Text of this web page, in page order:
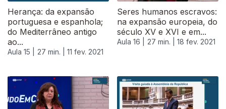
Herança: da expansão
portuguesa e espanhola;
do Mediterrâneo antigo
ao...
Aula 15 | 27 min. | 11 fev. 2021
Seres humanos escravos:
na expansão europeia, do
século XV e XVI e em...
Aula 16 | 27 min. | 18 fev. 2021